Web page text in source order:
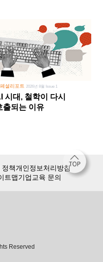
셜리포트 2026년 8월 Issue 1
시대, 철학이 다시
출되는 이유
정책개인정보처리방침
트맵기업교육 문의
Reserved